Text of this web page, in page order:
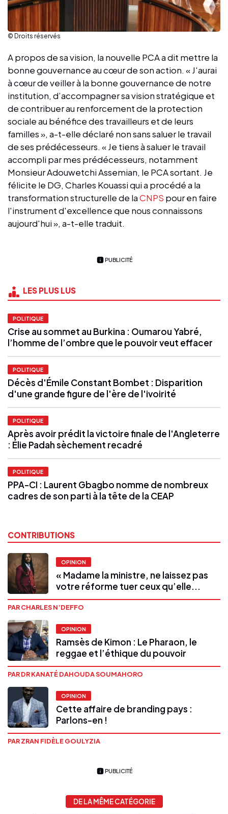
© Droits réservés
A propos de sa vision, la nouvelle PCA a dit mettre la
bonne gouvernance au cœur de son action. « J'aurai
à cœur de veiller à la bonne gouvernance de notre
institution, d’accompagner sa vision stratégique et
de contribuer au renforcement de la protection
sociale au bénéfice des travailleurs et de leurs
familles », a-t-elle déclaré non sans saluer le travail
de ses prédécesseurs. « Je tiens à saluer le travail
accompli par mes prédécesseurs, notamment
Monsieur Adouwetchi Assemian, le PCA sortant. Je
félicite le DG, Charles Kouassi qui a procédé a la
transformation structurelle de laCNPS pour en faire
l'instrument d'excellence que nous connaissons
aujourd'hui », a-t-elle traduit.
PUBLICITÉ
LES PLUS LUS
POLITIQUE
Crise au sommet au Burkina : Oumarou Yabré,
l’homme de l’ombre que le pouvoir veut effacer
POLITIQUE
Décès d'Émile Constant Bombet : Disparition
d'une grande figure de l'ère de l'ivoirité
POLITIQUE
Après avoir prédit la victoire finale de l'Angleterre
: Élie Padah sèchement recadré
POLITIQUE
PPA-CI : Laurent Gbagbo nomme de nombreux
cadres de son parti à la tête de la CEAP
CONTRIBUTIONS
OPINION
« Madame la ministre, ne laissez pas
votre réforme tuer ceux qu’elle...
PAR CHARLES N’DEFFO
OPINION
Ramsès de Kimon : Le Pharaon, le
reggae et l’éthique du pouvoir
PAR DR KANATÉ DAHOUDA SOUMAHORO
OPINION
Cette affaire de branding pays :
Parlons-en !
PAR ZRAN FIDÈLE GOULYZIA
PUBLICITÉ
DE LA MÊME CATÉGORIE